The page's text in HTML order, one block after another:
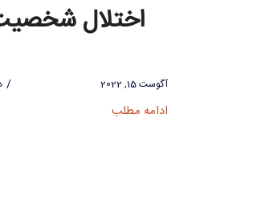
آگوست 15, 2022 /
ادامه مطلب